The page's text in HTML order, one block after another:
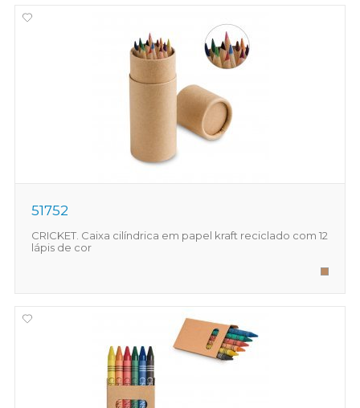
51752
CRICKET. Caixa cilíndrica em papel kraft reciclado com 12
lápis de cor